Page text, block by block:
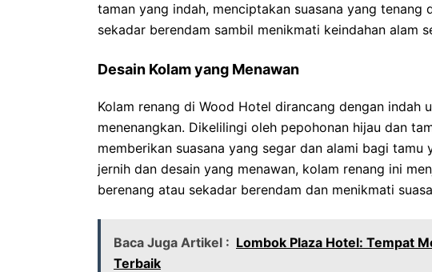
taman yang indah, menciptakan suasana yang tenang
sekadar berendam sambil menikmati keindahan alam
Desain Kolam yang Menawan
Kolam renang di Wood Hotel dirancang dengan indah
menenangkan. Dikelilingi oleh pepohonan hijau dan
memberikan suasana yang segar dan alami bagi tamu
jernih dan desain yang menawan, kolam renang ini
berenang atau sekadar berendam dan menikmati
Baca Juga Artikel : Lombok Plaza Hotel: Tempat
Terbaik